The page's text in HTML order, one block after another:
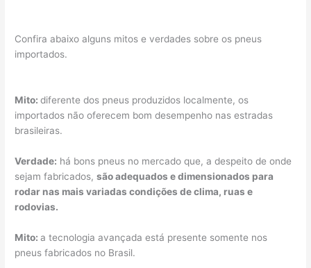
Confira abaixo alguns mitos e verdades sobre os pneus
importados.
Mito:diferente dos pneus produzidos localmente, os
importados não oferecem bom desempenho nas estradas
brasileiras.
Verdade: há bons pneus no mercado que, a despeito de onde
sejam fabricados,são adequados e dimensionados para
rodar nas mais variadas condições de clima, ruas e
rodovias.
Mito:a tecnologia avançada está presente somente nos
pneus fabricados no Brasil.